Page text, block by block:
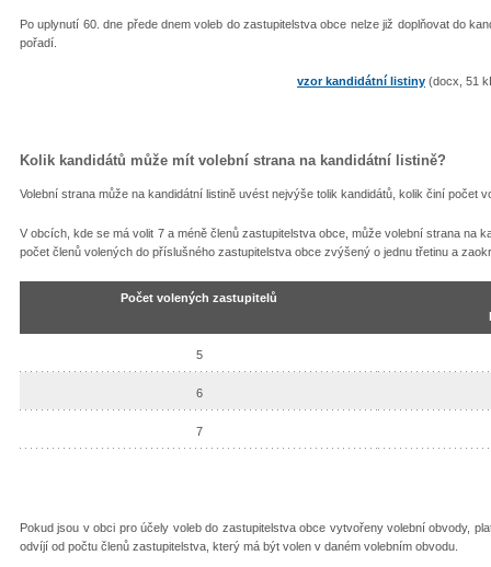
Po uplynutí 60. dne přede dnem voleb do zastupitelstva obce nelze již doplňovat do
pořadí.
vzor kandidátní listiny (docx, 51
Kolik kandidátů může mít volební strana na kandidátní listině?
Volební strana může na kandidátní listině uvést nejvýše tolik kandidátů, kolik činí počet
V obcích, kde se má volit 7 a méně členů zastupitelstva obce, může volební strana na
počet členů volených do příslušného zastupitelstva obce zvýšený o jednu třetinu a
Počet volených zastupitelů
5
6
7
Pokud jsou v obci pro účely voleb do zastupitelstva obce vytvořeny volební obvody,
odvíjí od počtu členů zastupitelstva, který má být volen v daném volebním obvodu.